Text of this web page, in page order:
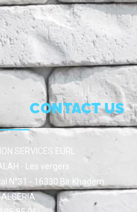
CONTACT US
SERVICES EURL
- Les vergers
N°31 - 16330 Bir Khadem